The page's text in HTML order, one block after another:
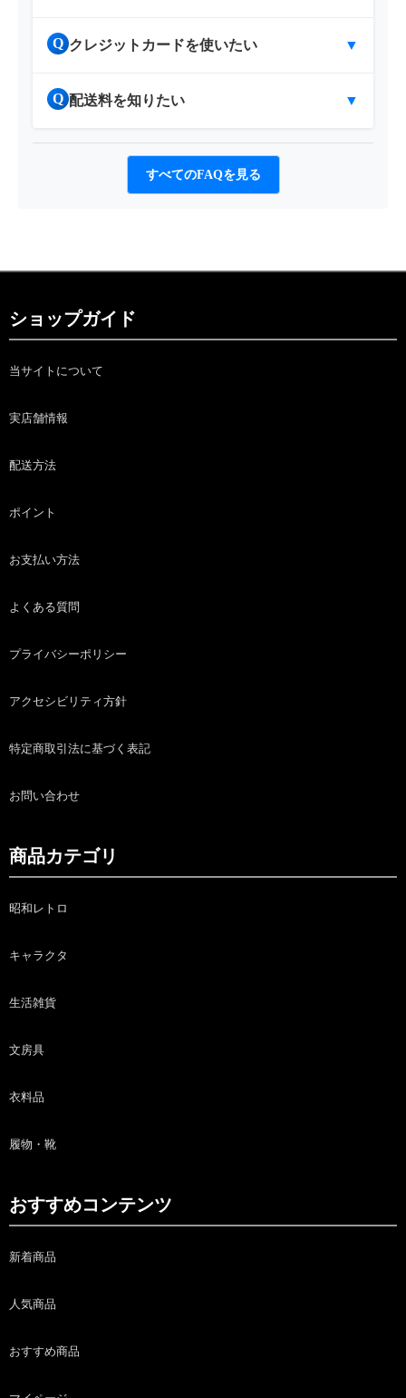
Q クレジットカードを使いたい ▼
Q 配送料を知りたい ▼
すべてのFAQを見る
ショップガイド
当サイトについて
実店舗情報
配送方法
ポイント
お支払い方法
よくある質問
プライバシーポリシー
アクセシビリティ方針
特定商取引法に基づく表記
お問い合わせ
商品カテゴリ
昭和レトロ
キャラクタ
生活雑貨
文房具
衣料品
履物・靴
おすすめコンテンツ
新着商品
人気商品
おすすめ商品